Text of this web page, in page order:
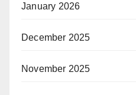
January 2026
December 2025
November 2025